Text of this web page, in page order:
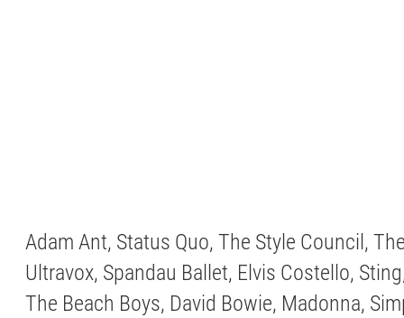
Adam Ant, Status Quo, The Style Council,
Ultravox, Spandau Ballet, Elvis Costello,
The Beach Boys, David Bowie, Madonna,